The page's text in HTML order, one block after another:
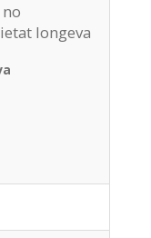
longeva